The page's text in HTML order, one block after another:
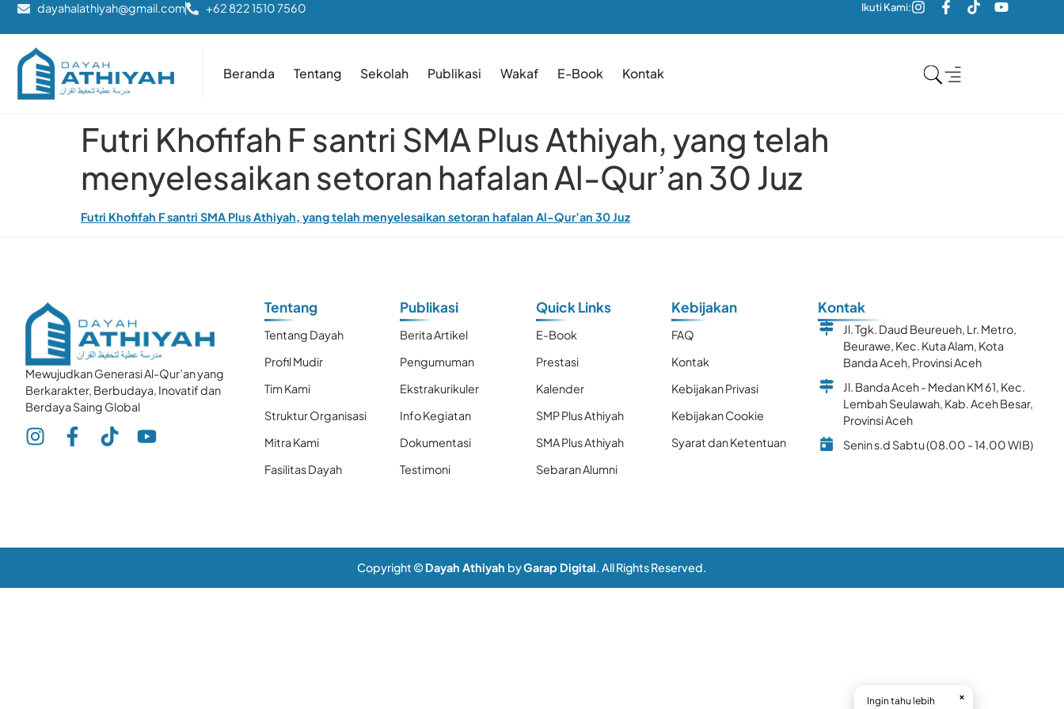
dayahalathiyah@gmail.com +62 822 1510 7560 Ikuti Kami:
Beranda Tentang Sekolah Publikasi Wakaf E-Book Kontak
Futri Khofifah F santri SMA Plus Athiyah, yang telah
menyelesaikan setoran hafalan Al-Qur’an 30 Juz
Futri Khofifah F santri SMA Plus Athiyah, yang telah menyelesaikan setoran hafalan Al-Qur’an 30 Juz
Mewujudkan Generasi Al-Qur’an yang
Berkarakter, Berbudaya, Inovatif dan
Berdaya Saing Global
Tentang
Tentang Dayah
Profil Mudir
Tim Kami
Struktur Organisasi
Mitra Kami
Fasilitas Dayah
Publikasi
Berita Artikel
Pengumuman
Ekstrakurikuler
Info Kegiatan
Dokumentasi
Testimoni
Quick Links
E-Book
Prestasi
Kalender
SMP Plus Athiyah
SMA Plus Athiyah
Sebaran Alumni
Kebijakan
FAQ
Kontak
Kebijakan Privasi
Kebijakan Cookie
Syarat dan Ketentuan
Kontak
Jl. Tgk. Daud Beureueh, Lr. Metro,
Beurawe, Kec. Kuta Alam, Kota
Banda Aceh, Provinsi Aceh
Jl. Banda Aceh - Medan KM 61, Kec.
Lembah Seulawah, Kab. Aceh Besar,
Provinsi Aceh
Senin s.d Sabtu (08.00 - 14.00 WIB)
Copyright © Dayah Athiyah byGarap Digital . All Rights Reserved.
Ingin tahu lebih
×